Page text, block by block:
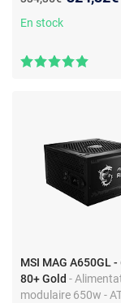
12V
En stock
MSI MAG A650GL -
80+ Gold -
modulaire 650w -